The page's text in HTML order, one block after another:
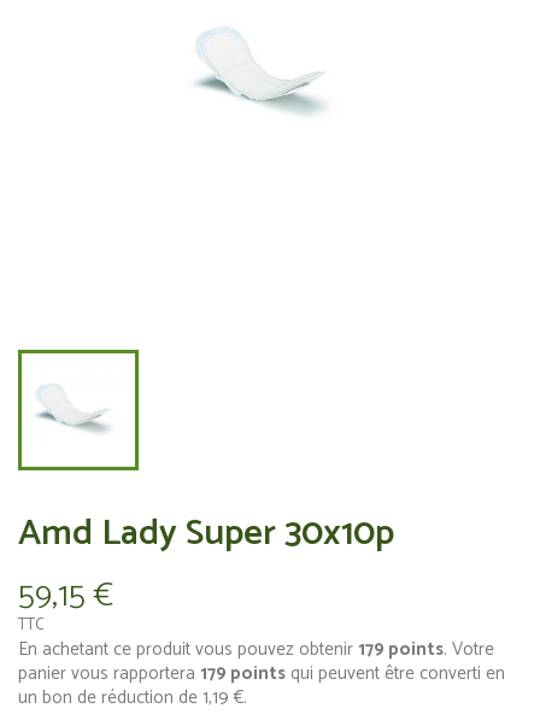
Amd Lady Super 30x10p
59,15 €
TTC
En achetant ce produit vous pouvez obtenir179 points. Votre
panier vous rapportera 179 points qui peuvent être converti en
un bon de réduction de1,19 €.